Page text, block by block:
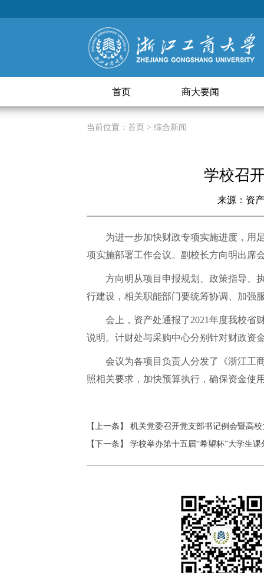
首页 商大要闻
当前位置： 首页 > 综合新闻
学校召
来源：资
为进一步加快财政专项实施进度，用
项实施部署工作会议。副校长方向明出席
方向明从项目申报规划、政策指导、
行建设，相关职能部门要统筹协调、加强
会上，资产处通报了2021年度我校省
说明。计财处与采购中心分别针对财政资
会议为各项目负责人分发了《浙江工
照相关要求，加快预算执行，确保资金使
【上一条】 机关党委召开党支部书记例会暨高
【下一条】 学校举办第十五届“希望杯”大学生